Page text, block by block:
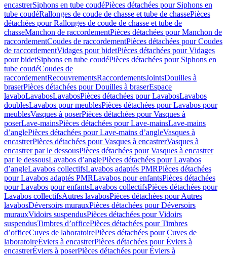
encastrerSiphons en tube coudéPièces détachées pour Siphons en
tube coudéRallonges de coude de chasse et tube de chassePièces
détachées pour Rallonges de coude de chasse et tube de
chasseManchon de raccordementPièces détachées pour Manchon de
raccordementCoudes de raccordementPièces détachées pour Coudes
de raccordementVidages pour bidetPièces détachées pour Vidages
pour bidetSiphons en tube coudéPièces détachées pour Siphons en
tube coudéCoudes de
raccordementRecouvrementsRaccordementsJointsDouilles à
braserPièces détachées pour Douilles à braserEspace
lavaboLavabosLavabosPièces détachées pour LavabosLavabos
doublesLavabos pour meublesPièces détachées pour Lavabos pour
meublesVasques à poserPièces détachées pour Vasques à
poserLave-mainsPièces détachées pour Lave-mainsLave-mains
d’anglePièces détachées pour Lave-mains d’angleVasques à
encastrerPièces détachées pour Vasques à encastrerVasques à
encastrer par le dessousPièces détachées pour Vasques à encastrer
par le dessousLavabos d’anglePièces détachées pour Lavabos
d’angleLavabos collectifsLavabos adaptés PMRPièces détachées
pour Lavabos adaptés PMRLavabos pour enfantsPièces détachées
pour Lavabos pour enfantsLavabos collectifsPièces détachées pour
Lavabos collectifsAutres lavabosPièces détachées pour Autres
lavabosDéversoirs murauxPièces détachées pour Déversoirs
murauxVidoirs suspendusPièces détachées pour Vidoirs
suspendusTimbres dʼofficePièces détachées pour Timbres
dʼofficeCuves de laboratoirePièces détachées pour Cuves de
laboratoireÉviers à encastrerPièces détachées pour Éviers à
encastrerÉviers à poserPièces détachées pour Éviers à